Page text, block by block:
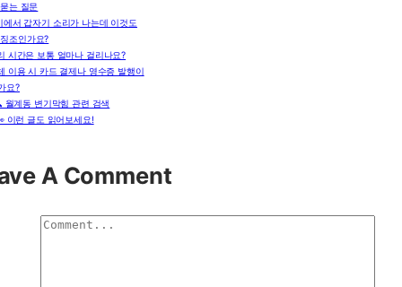
는 질문
에서 갑자기 소리가 나는데 이것도
조인가요?
시간은 보통 얼마나 걸리나요?
이용 시 카드 결제나 영수증 발행이
요?
월계동 변기막힘 관련 검색
이런 글도 읽어보세요!
A Comment